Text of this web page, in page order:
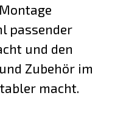
passender
und den
Zubehör im
macht.